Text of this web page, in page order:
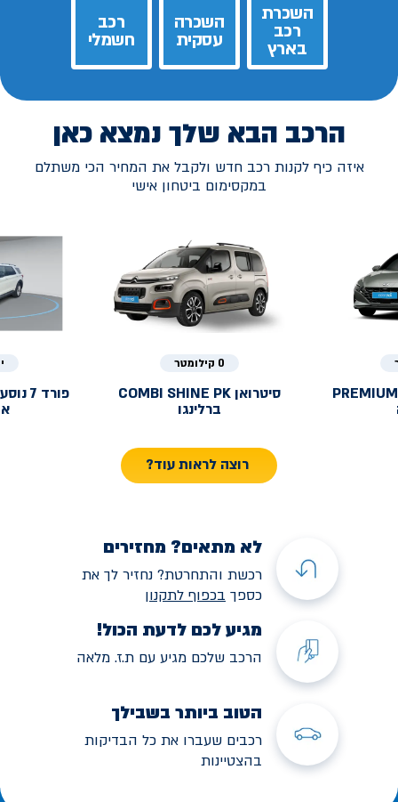
השכרת
רכב
בארץ
השכרה
עסקית
רכב
חשמלי
הרכב הבא שלך נמצא כאן
איזה כיף לקנות רכב חדש ולקבל את המחיר הכי משתלם
במקסימום ביטחון אישי
0 קילומטר
סיטרואן COMBI SHINE PK
ברלינגו
פורד
רוצה לראות עוד?
לא מתאים? מחזירים
רכשת והתחרטת? נחזיר לך את
כספך בכפוף לתקנון
מגיע לכם לדעת הכול!
הרכב שלכם מגיע עם ת.ז. מלאה
הטוב ביותר בשבילך
רכבים שעברו את כל הבדיקות
בהצטיינות